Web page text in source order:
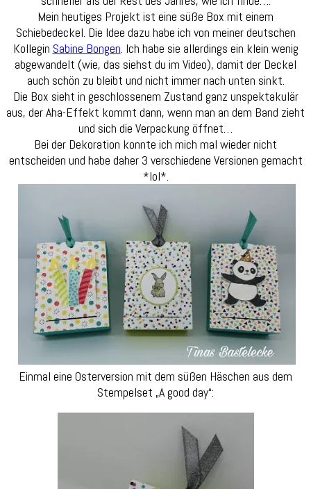
Mein heutiges Projekt ist eine süße Box mit einem
Schiebedeckel. Die Idee dazu habe ich von meiner deutschen
Kollegin Sabine Bongen. Ich habe sie allerdings ein klein wenig
abgewandelt (wie, das siehst du im Video), damit der Deckel
auch schön zu bleibt und nicht immer nach unten sinkt.
Die Box sieht in geschlossenem Zustand ganz unspektakulär
aus, der Aha-Effekt kommt dann, wenn man an dem Band zieht
und sich die Verpackung öffnet…
Bei der Dekoration konnte ich mich mal wieder nicht
entscheiden und habe daher 3 verschiedene Versionen gemacht
*lol*.
Einmal eine Osterversion mit dem süßen Häschen aus dem
Stempelset „A good day“: